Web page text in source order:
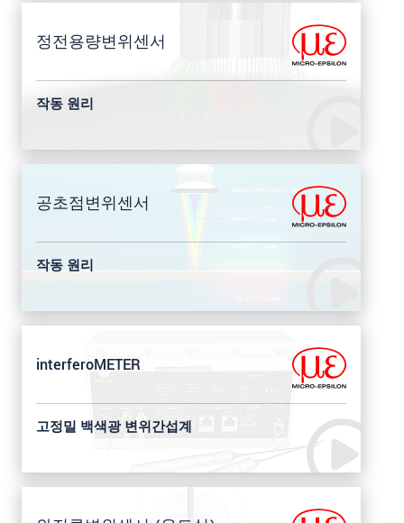
정전용량변위센서
작동 원리
공초점변위센서
작동 원리
interferoMETER
고정밀 백색광 변위간섭계